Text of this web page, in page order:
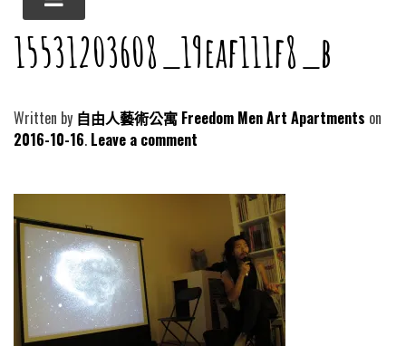
15531203608_19eaf111f8_b
Written by 自由人藝術公寓 Freedom Men Art Apartments
2016-10-16 Leave a comment